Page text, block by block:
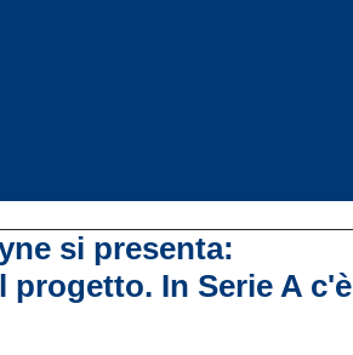
si presenta:
progetto. In Serie A c'è